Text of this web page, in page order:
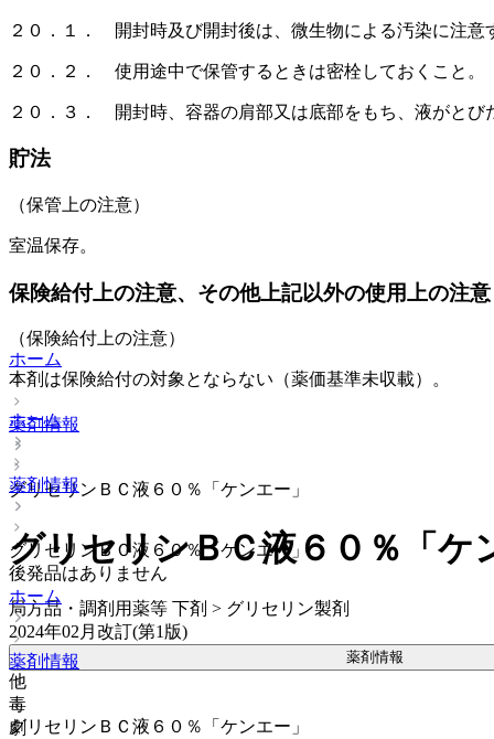
２０．１． 開封時及び開封後は、微生物による汚染に注意
２０．２． 使用途中で保管するときは密栓しておくこと。
２０．３． 開封時、容器の肩部又は底部をもち、液がとび
貯法
（保管上の注意）
室温保存。
保険給付上の注意、その他上記以外の使用上の注意
（保険給付上の注意）
本剤は保険給付の対象とならない（薬価基準未収載）。
ホーム
薬剤情報
グリセリンＢＣ液６０％「ケンエー」
後発品はありません
ホーム
薬剤情報
グリセリンＢＣ液６０％「ケンエー」
ホーム
薬剤情報
グリセリンＢＣ液６０％「ケンエー」
グリセリンＢＣ液６０％「ケ
局方品・調剤用薬等 下剤 > グリセリン製剤
2024年02月改訂(第1版)
薬剤情報
他
毒
劇